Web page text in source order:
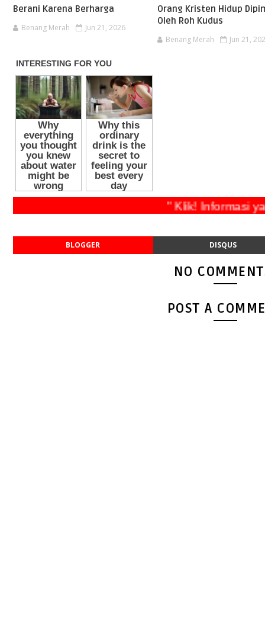
Berani Karena Berharga
Benang Merah Jun 21, 2026
Orang Kristen Hidup
Oleh Roh Kudus
Benang Merah Jun 21,
" Klik!
BLOGGER DISQUS
NO
POST A